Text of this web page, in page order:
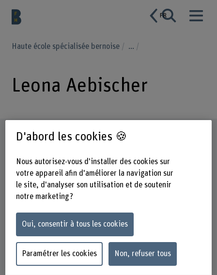
FR
Haute école spécialisée bernoise ...
Leona Aebischer
Profil
D'abord les cookies 🍪
Nous autorisez-vous d'installer des cookies sur
votre appareil afin d'améliorer la navigation sur
le site, d'analyser son utilisation et de soutenir
notre marketing ?
Oui, consentir à tous les cookies
Paramétrer les cookies Non, refuser tous